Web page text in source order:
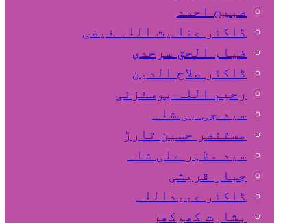
صبیح احمد
ڈاکٹر عنا یت اللہ فیضی
ضیاء الحق سرحدی
ڈاکٹر صلاح الدین
رحیم اللہ یوسفزئی
سید جی بی شاہ
مستنصر حسین تارڑ
سید مظہر علی شاہ
جبار قریشی
ڈاکٹر عبیداللہ
بشارت کھوکھر